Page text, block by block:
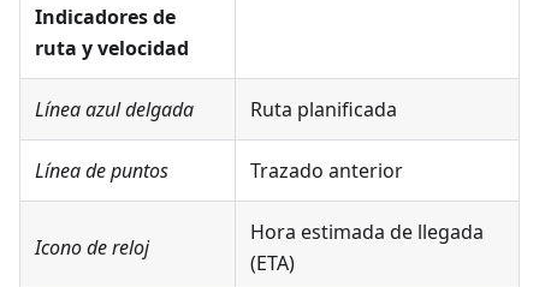
Indicadores de
ruta y velocidad
Línea azul delgada Ruta planificada
Línea de puntos Trazado anterior
Icono de reloj
Hora estimada de llegada
(ETA)